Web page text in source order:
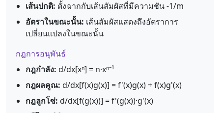
เส้นปกติ: ตั้งฉากกับเส้นสัมผัสที่มีความชัน -1/m
อัตราในขณะนั้น: เส้นสัมผัสแสดงถึงอัตราการ
เปลี่ยนแปลงในขณะนั้น
กฎการอนุพันธ์
กฎกำลัง: d/dx[xⁿ] = n·xⁿ⁻¹
กฎผลคูณ: d/dx[f(x)g(x)] = f'(x)g(x) + f(x)g'(x)
กฎลูกโซ่: d/dx[f(g(x))] = f'(g(x))·g'(x)